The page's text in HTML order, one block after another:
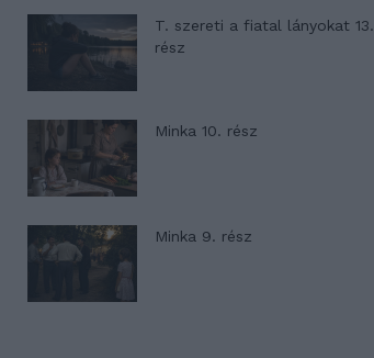
T. szereti a fiatal lányokat 13.
rész
Minka 10. rész
Minka 9. rész